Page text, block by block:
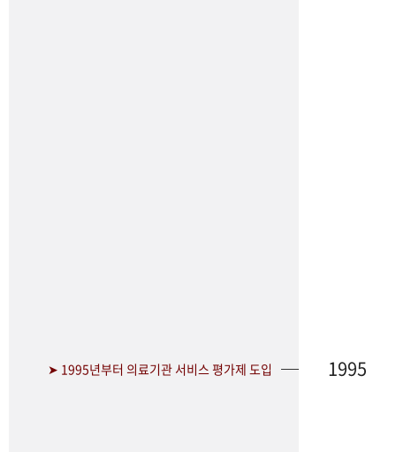
➤ 1995년부터 의료기관 서비스 평가제 도입 1995